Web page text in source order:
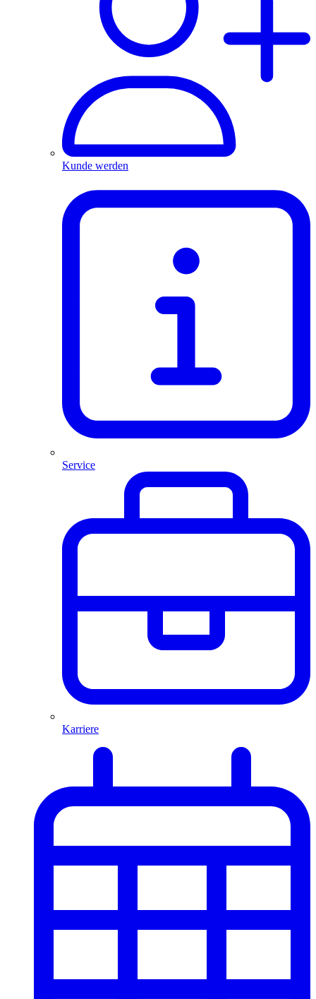
Kunde werden
Service
Karriere